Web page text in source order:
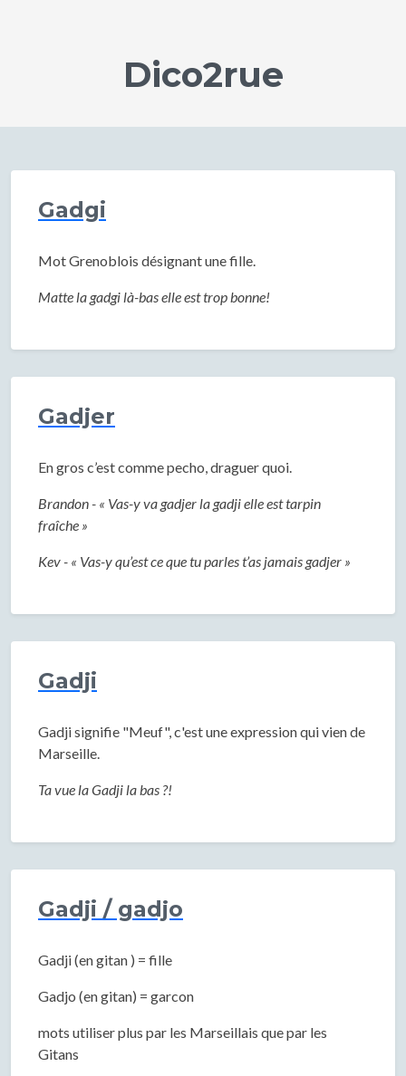
Dico2rue
Gadgi
Mot Grenoblois désignant une fille.
Matte la gadgi là-bas elle est trop bonne!
Gadjer
En gros c’est comme pecho, draguer quoi.
Brandon - « Vas-y va gadjer la gadji elle est tarpin
fraîche »
Kev - « Vas-y qu’est ce que tu parles t’as jamais gadjer »
Gadji
Gadji signifie "Meuf", c'est une expression qui vien de
Marseille.
Ta vue la Gadji la bas ?!
Gadji / gadjo
Gadji (en gitan ) = fille
Gadjo (en gitan) = garcon
mots utiliser plus par les Marseillais que par les
Gitans